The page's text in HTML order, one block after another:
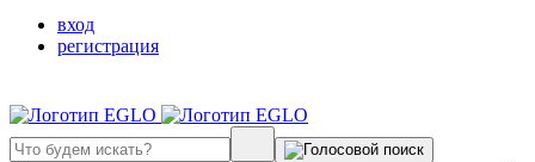
вход
регистрация